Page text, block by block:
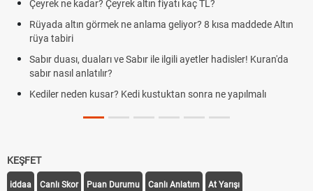
Çeyrek ne kadar? Çeyrek altın fiyatı kaç TL?
Rüyada altın görmek ne anlama geliyor? 8 kısa maddede Altın
rüya tabiri
Sabır duası, duaları ve Sabır ile ilgili ayetler hadisler! Kuran'da
sabır nasıl anlatılır?
Kediler neden kusar? Kedi kustuktan sonra ne yapılmalı
KEŞFET
iddaa Canlı Skor Puan Durumu Canlı Anlatım At Yarışı